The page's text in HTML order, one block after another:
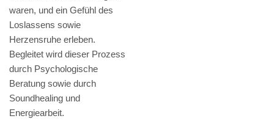
waren, und ein Gefühl des
Loslassens sowie
Herzensruhe erleben.
Begleitet wird dieser Prozess
durch Psychologische
Beratung sowie durch
Soundhealing und
Energiearbeit.